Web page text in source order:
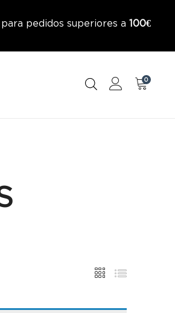
pedidos superiores a 100€
0